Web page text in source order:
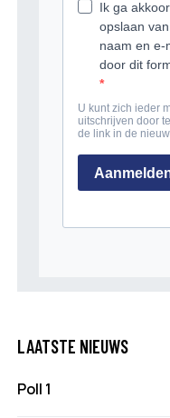
LAATSTE NIEUWS
Poll 1